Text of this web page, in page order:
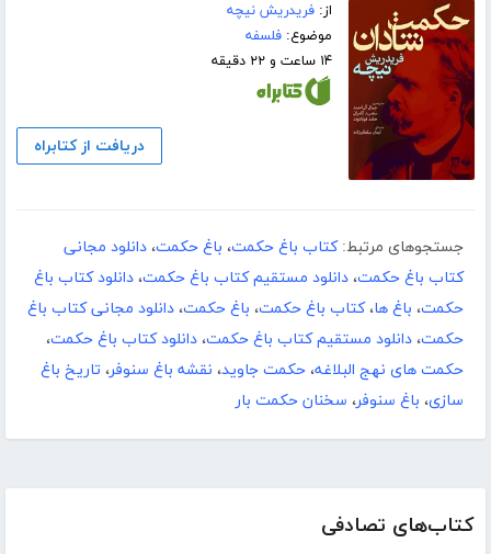
کتاب‌های تصادفی
از:فریدریش نیچه
موضوع:فلسفه
۱۴ ساعت و ۲۲ دقیقه
دریافت از کتابراه
جستجوهای مرتبط: کتاب باغ حکمت، باغ حکمت، دانلود مجانی
کتاب باغ حکمت، دانلود مستقیم کتاب باغ حکمت، دانلود کتاب باغ
حکمت، باغ ها،کتاب باغ حکمت، باغ حکمت، دانلود مجانی کتاب باغ
حکمت، دانلود مستقیم کتاب باغ حکمت، دانلود کتاب باغ حکمت،
حکمت های نهج البلاغه، حکمت جاوید، نقشه باغ سنوفر، تاریخ باغ
سازى، باغ سنوفر، سخنان حکمت بار